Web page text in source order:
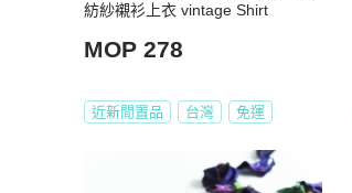
紡紗襯衫上衣 vintage Shirt
MOP 278
近新閒置品 台灣 免運